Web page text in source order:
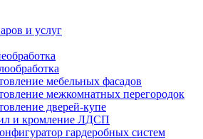
и услуг
мебельных фасадов
межкомнатных перегородок
дверей-купе
и кромление ЛДСП
гардеробных систем